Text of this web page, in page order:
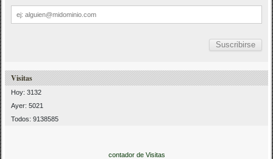
Dirección
de
correo
Visitas
Hoy: 3132
Ayer: 5021
Todos: 9138585
contador de Visitas